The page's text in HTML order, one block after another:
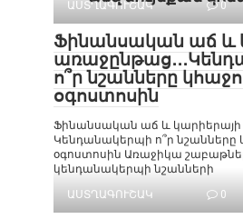
ԱՍՏՂԱԳՈՒՇԱԿ 0
Ֆինանսական աճ և
ո՞ր նշանները
օգոստոսին
Ֆինանսական աճ և կարիերայի
Կենդանակերպի ո՞ր նշանները
օգոստոսին Առաջիկա
կենդանակերպի նշանների
ԱՍՏՂԱԳՈՒՇԱԿ
0